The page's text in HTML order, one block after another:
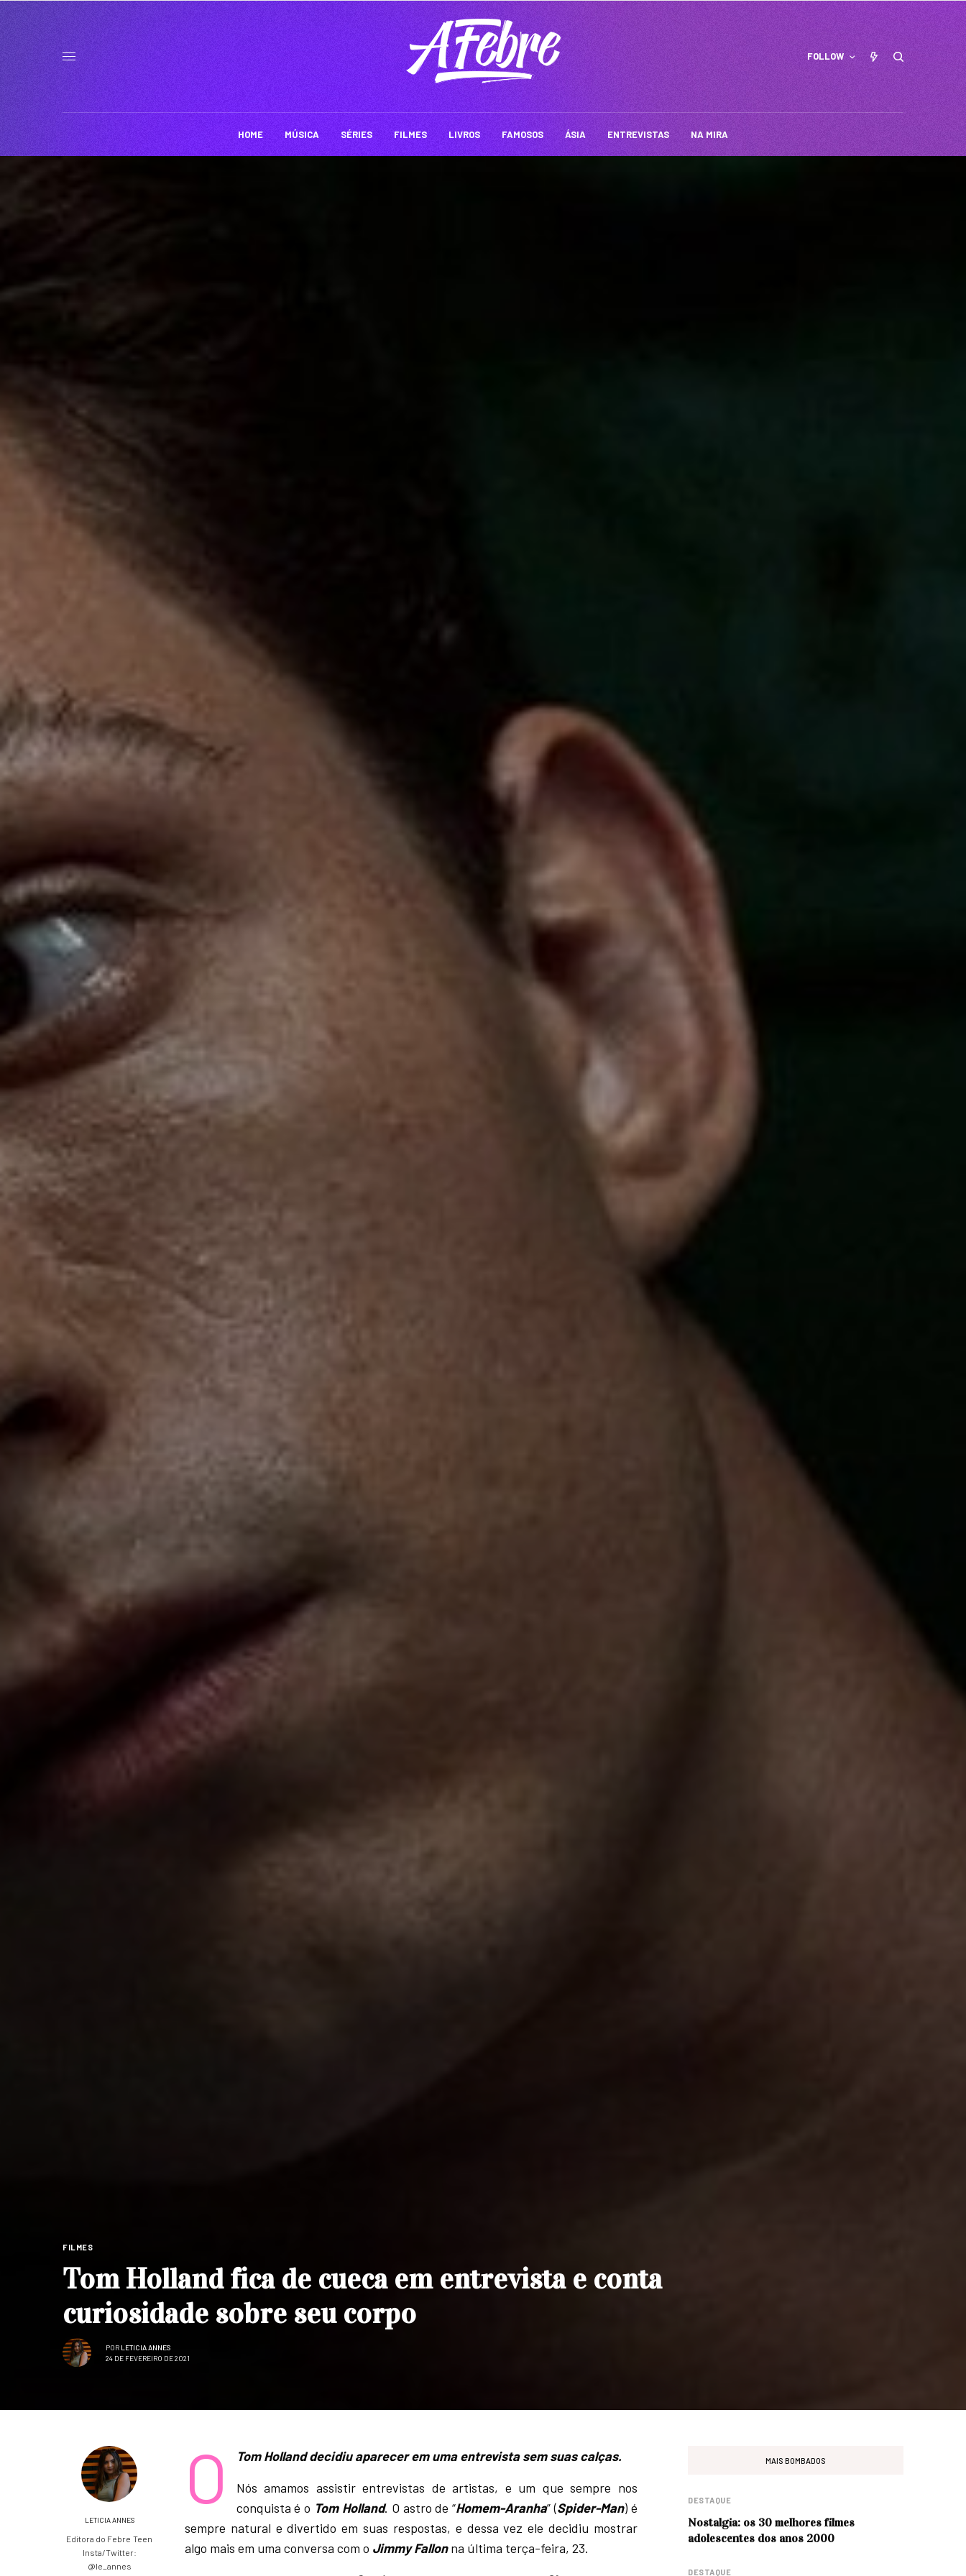
FOLLOW
HOME MÚSICA SÉRIES FILMES LIVROS FAMOSOS ÁSIA ENTREVISTAS NA MIRA
FILMES
Tom Holland fica de cueca em entrevista e conta
curiosidade sobre seu corpo
POR LETICIA ANNES
24 DE FEVEREIRO DE 2021
LETICIA ANNES
Editora do Febre Teen
Insta/Twitter:
@le_annes
O
Tom Holland decidiu aparecer em uma entrevista sem suas calças.
Nós amamos assistir entrevistas de artistas, e um que sempre nos
conquista é o Tom Holland. O astro de “Homem-Aranha” (Spider-Man) é
sempre natural e divertido em suas respostas, e dessa vez ele decidiu mostrar
algo mais em uma conversa com o Jimmy Fallonna última terça-feira, 23.
MAIS BOMBADOS
DESTAQUE
Nostalgia: os 30 melhores filmes
adolescentes dos anos 2000
DESTAQUE